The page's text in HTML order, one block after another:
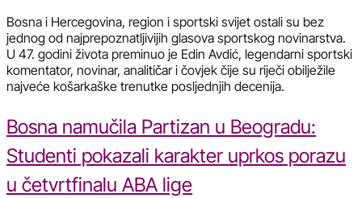
Bosna i Hercegovina, region i sportski svijet ostali su bez
jednog od najprepoznatljivijih glasova sportskog novinarstva.
U 47. godini života preminuo je Edin Avdić, legendarni sportski
komentator, novinar, analitičar i čovjek čije su riječi obilježile
najveće košarkaške trenutke posljednjih decenija.
Bosna namučila Partizan u Beogradu:
Studenti pokazali karakter uprkos porazu
u četvrtfinalu ABA lige